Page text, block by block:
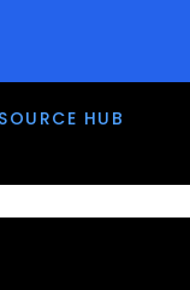
HUB